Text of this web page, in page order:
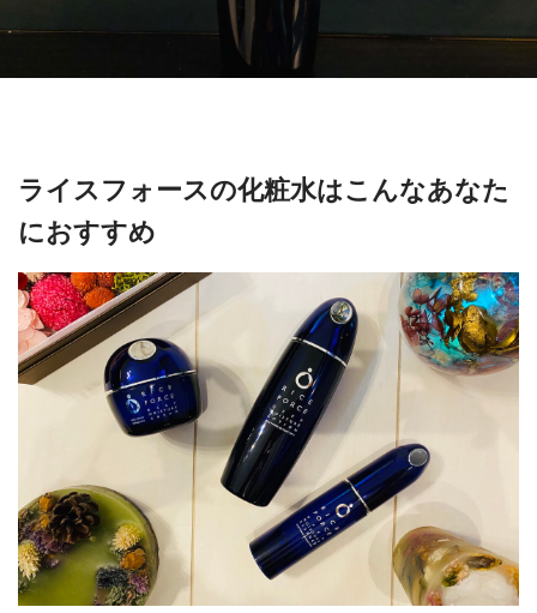
ライスフォースの化粧水はこんなあなた
におすすめ